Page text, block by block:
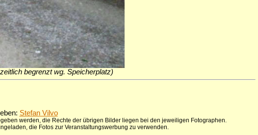
begrenzt wg. Speicherplatz)
Stefan Vilvo
werden, die Rechte der übrigen Bilder liegen bei den jeweiligen Fotographen.
die Fotos zur Veranstaltungswerbung zu verwenden.